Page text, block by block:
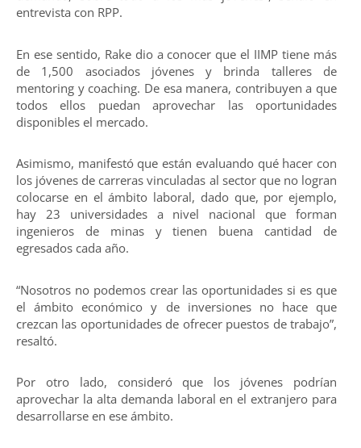
entrevista con RPP.
En ese sentido, Rake dio a conocer que el IIMP tiene más
de 1,500 asociados jóvenes y brinda talleres de
mentoring y coaching. De esa manera, contribuyen a que
todos ellos puedan aprovechar las oportunidades
disponibles el mercado.
Asimismo, manifestó que están evaluando qué hacer con
los jóvenes de carreras vinculadas al sector que no logran
colocarse en el ámbito laboral, dado que, por ejemplo,
hay 23 universidades a nivel nacional que forman
ingenieros de minas y tienen buena cantidad de
egresados cada año.
“Nosotros no podemos crear las oportunidades si es que
el ámbito económico y de inversiones no hace que
crezcan las oportunidades de ofrecer puestos de trabajo”,
resaltó.
Por otro lado, consideró que los jóvenes podrían
aprovechar la alta demanda laboral en el extranjero para
desarrollarse en ese ámbito.